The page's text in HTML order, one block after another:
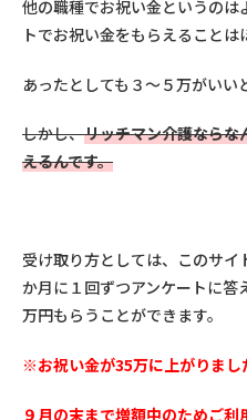
他の職種でお祝い金というのは
トでお祝い金をもらえることは
あったとしても３～５万がいい
しかし、リッチマン介護ならな
えるんです。
受け取り方としては、このサイ
か月に１回ずつアンケートに答
万円もらうことができます。
※お祝い金が35万に上がりまし
９月の末まで増額中のためご利